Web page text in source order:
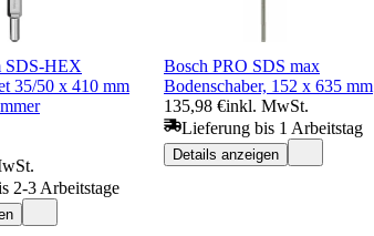
SDS-HEX
35/50 x 410 mm
2-3 Arbeitstage
Bosch PRO SDS max
Bodenschaber, 152 x 635 mm
135,98 €inkl. MwSt.
Lieferung bis 1 Arbeitstag
Details anzeigen